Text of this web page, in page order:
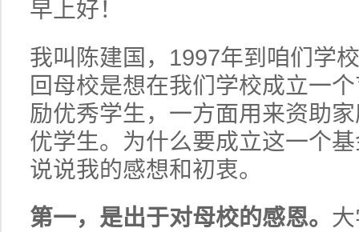
早上好！
我叫陈建国，1997年到咱们学
回母校是想在我们学校成立一
励优秀学生，一方面用来资助
优学生。为什么要成立这一个
说说我的感想和初衷。
第一，是出于对母校的感恩。